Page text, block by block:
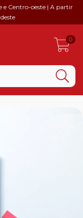
e Centro-oeste | A partir
0